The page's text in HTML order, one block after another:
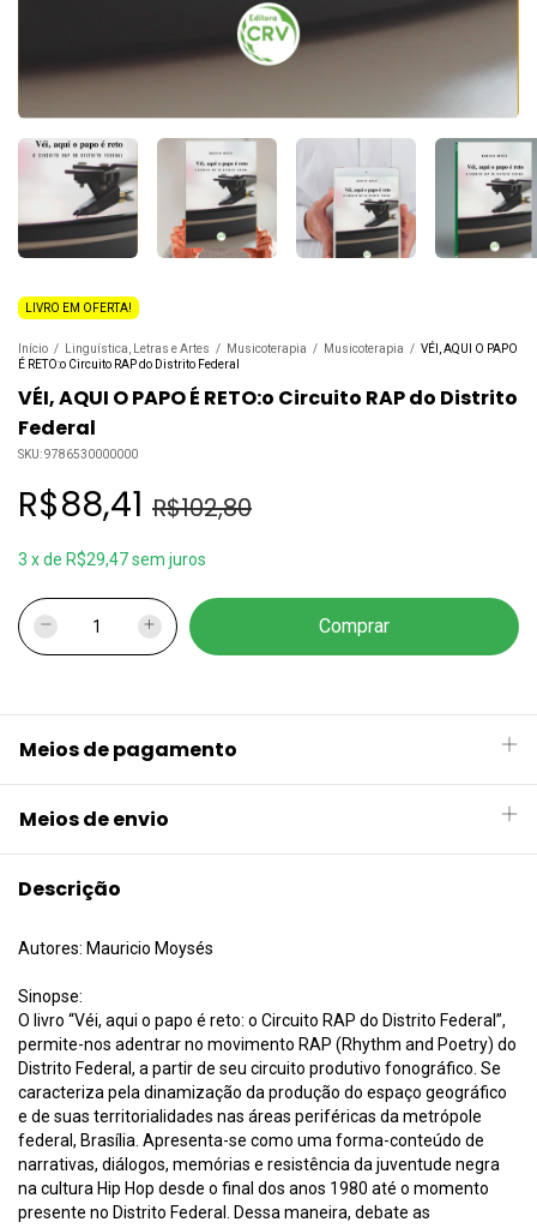
LIVRO EM OFERTA!
Início / Linguística, Letras e Artes / Musicoterapia / Musicoterapia / VÉI, AQUI O PAPO
É RETO:o Circuito RAP do Distrito Federal
VÉI, AQUI O PAPO É RETO:o Circuito RAP do Distrito
Federal
SKU:9786530000000
R$88,41 R$102,80
3 xde R$29,47sem juros
Meios de pagamento
Meios de envio
Descrição
Autores: Mauricio Moysés
Sinopse:
O livro “Véi, aqui o papo é reto: o Circuito RAP do Distrito Federal”,
permite-nos adentrar no movimento RAP (Rhythm and Poetry) do
Distrito Federal, a partir de seu circuito produtivo fonográfico. Se
caracteriza pela dinamização da produção do espaço geográfico
e de suas territorialidades nas áreas periféricas da metrópole
federal, Brasília. Apresenta-se como uma forma-conteúdo de
narrativas, diálogos, memórias e resistência da juventude negra
na cultura Hip Hop desde o final dos anos 1980 até o momento
presente no Distrito Federal. Dessa maneira, debate as